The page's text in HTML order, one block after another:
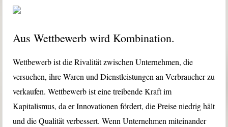
Aus Wettbewerb wird Kombination.
Wettbewerb ist die Rivalität zwischen Unternehmen, die
versuchen, ihre Waren und Dienstleistungen an Verbraucher zu
verkaufen. Wettbewerb ist eine treibende Kraft im
Kapitalismus, da er Innovationen fördert, die Preise niedrig hält
und die Qualität verbessert. Wenn Unternehmen miteinander